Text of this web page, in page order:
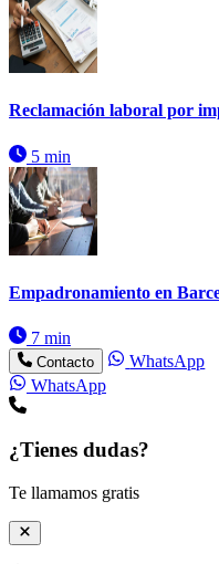
Reclamación laboral por
5 min
Empadronamiento en
7 min
Contacto
WhatsApp
WhatsApp
¿Tienes dudas?
Te llamamos gratis